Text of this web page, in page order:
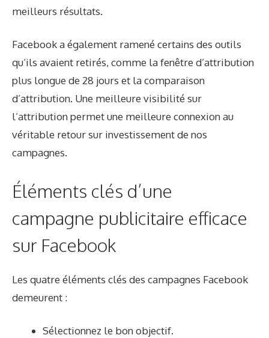
meilleurs résultats.
Facebook a également ramené certains des outils
qu’ils avaient retirés, comme la fenêtre d’attribution
plus longue de 28 jours et la comparaison
d’attribution. Une meilleure visibilité sur
l’attribution permet une meilleure connexion au
véritable retour sur investissement de nos
campagnes.
Éléments clés d’une
campagne publicitaire efficace
sur Facebook
Les quatre éléments clés des campagnes Facebook
demeurent :
Sélectionnez le bon objectif.